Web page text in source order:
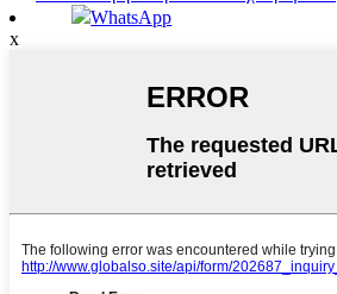
WhatsApp
x